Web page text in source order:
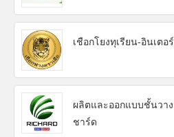
เชือกโยงทุเรียน-อินเต
ผลิตและออกแบบชั้นวา
ชาร์ด